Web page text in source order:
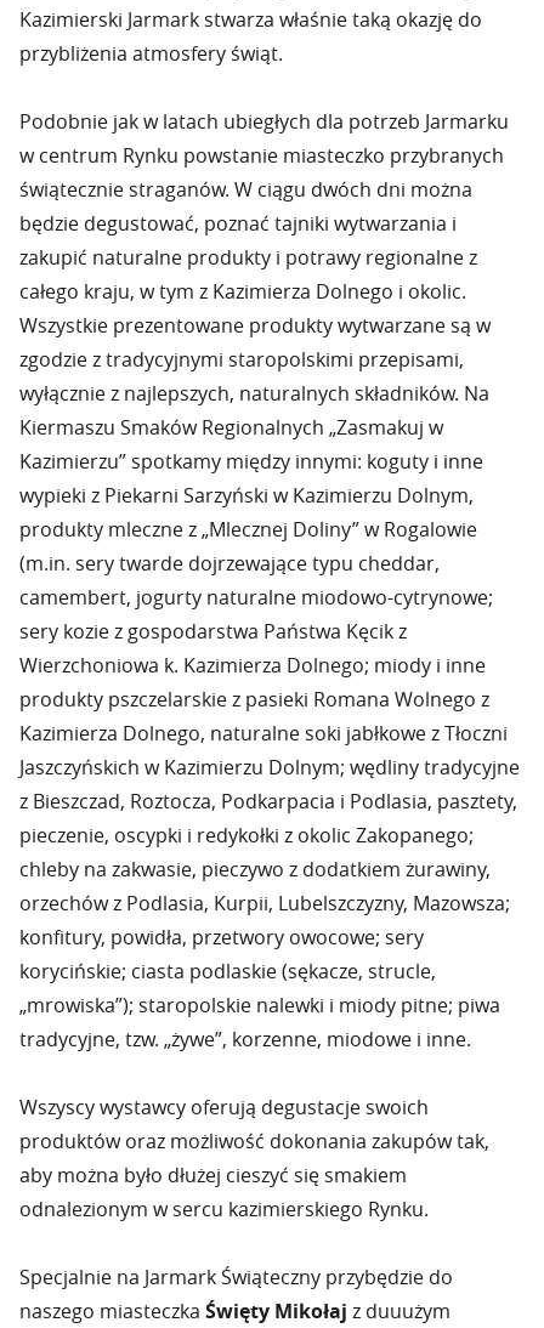
Kazimierski Jarmark stwarza właśnie taką okazję do
przybliżenia atmosfery świąt.
Podobnie jak w latach ubiegłych dla potrzeb Jarmarku
w centrum Rynku powstanie miasteczko przybranych
świątecznie straganów. W ciągu dwóch dni można
będzie degustować, poznać tajniki wytwarzania i
zakupić naturalne produkty i potrawy regionalne z
całego kraju, w tym z Kazimierza Dolnego i okolic.
Wszystkie prezentowane produkty wytwarzane są w
zgodzie z tradycyjnymi staropolskimi przepisami,
wyłącznie z najlepszych, naturalnych składników. Na
Kiermaszu Smaków Regionalnych „Zasmakuj w
Kazimierzu” spotkamy między innymi: koguty i inne
wypieki z Piekarni Sarzyński w Kazimierzu Dolnym,
produkty mleczne z „Mlecznej Doliny” w Rogalowie
(m.in. sery twarde dojrzewające typu cheddar,
camembert, jogurty naturalne miodowo-cytrynowe;
sery kozie z gospodarstwa Państwa Kęcik z
Wierzchoniowa k. Kazimierza Dolnego; miody i inne
produkty pszczelarskie z pasieki Romana Wolnego z
Kazimierza Dolnego, naturalne soki jabłkowe z Tłoczni
Jaszczyńskich w Kazimierzu Dolnym; wędliny tradycyjne
z Bieszczad, Roztocza, Podkarpacia i Podlasia, pasztety,
pieczenie, oscypki i redykołki z okolic Zakopanego;
chleby na zakwasie, pieczywo z dodatkiem żurawiny,
orzechów z Podlasia, Kurpii, Lubelszczyzny, Mazowsza;
konfitury, powidła, przetwory owocowe; sery
korycińskie; ciasta podlaskie (sękacze, strucle,
„mrowiska”); staropolskie nalewki i miody pitne; piwa
tradycyjne, tzw. „żywe”, korzenne, miodowe i inne.
Wszyscy wystawcy oferują degustacje swoich
produktów oraz możliwość dokonania zakupów tak,
aby można było dłużej cieszyć się smakiem
odnalezionym w sercu kazimierskiego Rynku.
Specjalnie na Jarmark Świąteczny przybędzie do
naszego miasteczka Święty Mikołaj z duuużym